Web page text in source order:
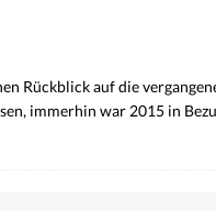
Rückblick auf die
immerhin war 2015 in